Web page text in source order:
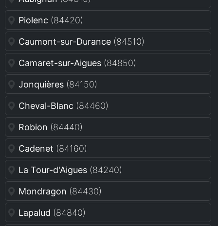
Piolenc (84420)
Caumont-sur-Durance (84510)
Camaret-sur-Aigues (84850)
Jonquières (84150)
Cheval-Blanc (84460)
Robion (84440)
Cadenet (84160)
La Tour-d'Aigues (84240)
Mondragon (84430)
Lapalud (84840)